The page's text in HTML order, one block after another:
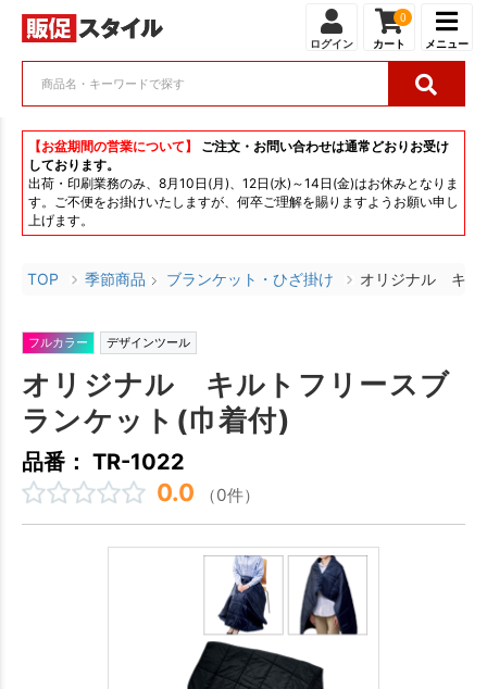
ログイン
0
カート メニュー
【お盆期間の営業について】
ご注文・お問い合わせは通常どおりお受け
しております。
出荷・印刷業務のみ、8月10日(月)、12日(水)～14日(金)はお休みとなりま
す。ご不便をお掛けいたしますが、何卒ご理解を賜りますようお願い申し
上げます。
TOP 季節商品 ブランケット・ひざ掛け オリジナル キル
フルカラー デザインツール
オリジナル キルトフリースブ
ランケット(巾着付)
品番： TR-1022
0.0 （0件）